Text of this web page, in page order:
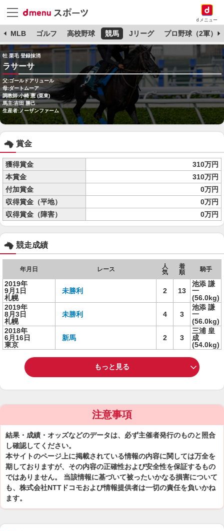
dメニュー
MLB ゴルフ 高校野球 競馬 Jリーグ プロ野球（2軍）
牡 栗毛 登録抹消
ラサーサ
父:ゴールドアリュール
母:ダートムーア
調教師:小崎 憲 (栗東)
馬主:吉田 勝己
生産者:ノーザンファーム
賞金
獲得賞金
310万円
本賞金
310万円
付加賞金
0万円
収得賞金（平地）
0万円
収得賞金（障害）
0万円
競走成績
年月日 レース
人
気
着
順
騎手
2019年
9月1日
札幌
未勝利 2 13
池添 謙
一
(56.0kg)
2019年
8月3日
札幌
未勝利 4 3
池添 謙
一
(56.0kg)
2018年
6月16日
東京
新馬 2 3
三浦 皇
成
(54.0kg)
もっと見る
注意事項
結果・成績・オッズなどのデータは、必ず主催者発行のものと照合
し確認してください。
本サイトのページ上に掲載されている情報の内容に関しては万全を
期しておりますが、その内容の正確性および安全性を保証するもの
ではありません。 当該情報に基づいて被ったいかなる損害について
も、株式会社NTTドコモおよび情報提供者は一切の責任を負いかね
ます。